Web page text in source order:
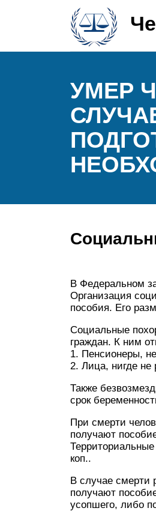
УМЕР
В Федеральном
Организация
пособия. Его
Социальные
граждан. К ним
1. Пенсионеры,
2. Лица, нигде
Также
срок
При смерти
получают
коп..
В случае смерти
получают
усопшего, либо